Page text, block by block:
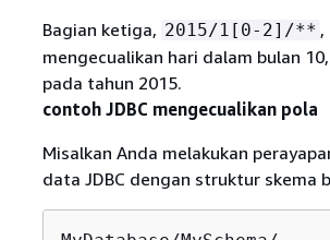
Bagian ketiga, 2015/1[0-2]/** ,
mengecualikan hari dalam bulan
pada tahun 2015.
contoh JDBC mengecualikan pola
Misalkan Anda melakukan
data JDBC dengan struktur skema